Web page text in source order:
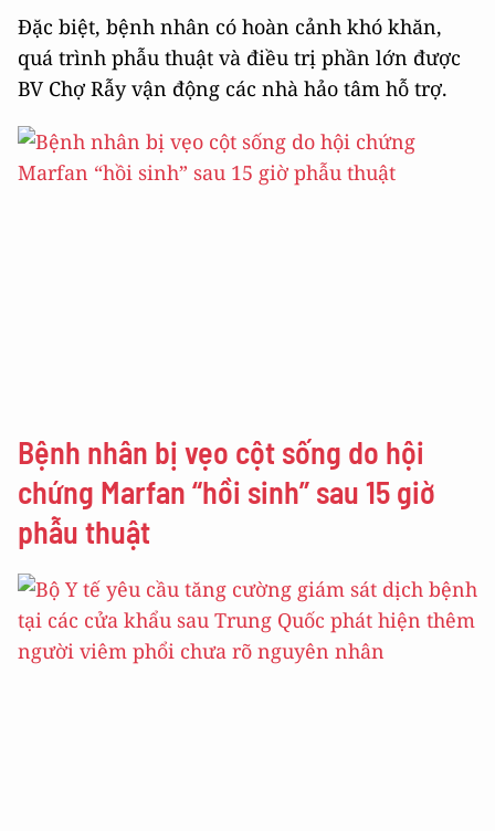
Đặc biệt, bệnh nhân có hoàn cảnh khó khăn,
quá trình phẫu thuật và điều trị phần lớn được
BV Chợ Rẫy vận động các nhà hảo tâm hỗ trợ.
Bệnh nhân bị vẹo cột sống do hội
chứng Marfan “hồi sinh” sau 15 giờ
phẫu thuật